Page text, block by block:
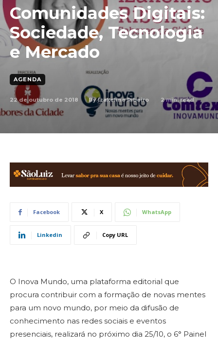
Comunidades Digitais:
Sociedade, Tecnologia
e Mercado
AGENDA
22 de outubro de 2018 By Izakeline Ribeiro 2min. read
Facebook X WhatsApp
Linkedin Copy URL
O Inova Mundo, uma plataforma editorial que
procura contribuir com a formação de novas mentes
para um novo mundo, por meio da difusão de
conhecimento nas redes sociais e eventos
presenciais, realizará no próximo dia 25/10, o 6° Painel